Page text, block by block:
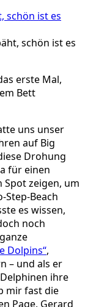
schön ist es
erste Mal,
Bett
uns unser
auf Big
Drohung
für einen
Spot zeigen, um
Step-Beach
es wissen,
noch
Dolpins“,
– und als er
ihre
mir fast die
Page, Gerard